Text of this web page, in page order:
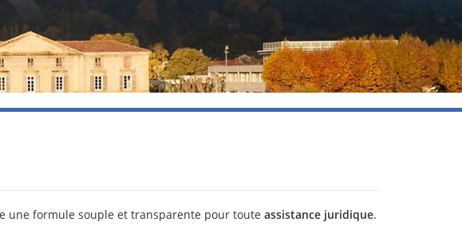
une formule souple et transparente pour toute assistance juridique.